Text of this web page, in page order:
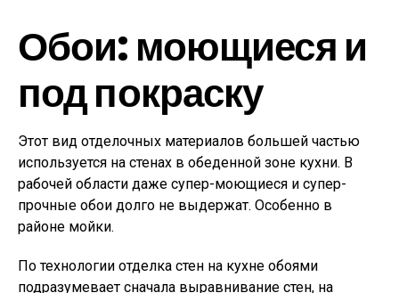
Обои: моющиеся и
под покраску
Этот вид отделочных материалов большей частью
используется на стенах в обеденной зоне кухни. В
рабочей области даже супер-моющиеся и супер-
прочные обои долго не выдержат. Особенно в
районе мойки.
По технологии отделка стен на кухне обоями
подразумевает сначала выравнивание стен, на